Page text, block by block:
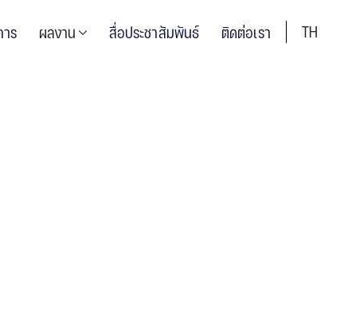
าร ผลงาน สื่อประชาสัมพันธ์ ติดต่อเรา TH